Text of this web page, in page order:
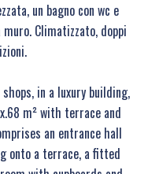
un bagno con wc e
Climatizzato, doppi
shops, in a luxury building,
m² with terrace and
an entrance hall
onto a terrace, a fitted